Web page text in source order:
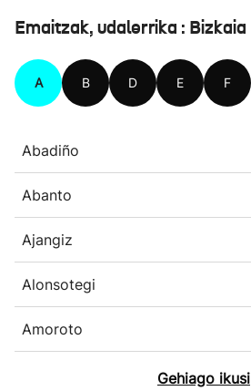
Emaitzak, udalerrika : Bizkaia
A B D E F
Abadiño
Abanto
Ajangiz
Alonsotegi
Amoroto
Gehiago ikusi